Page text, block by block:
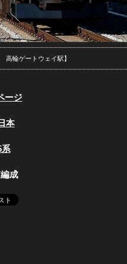
高輪ゲートウェイ駅】
ージ
本
系
編成